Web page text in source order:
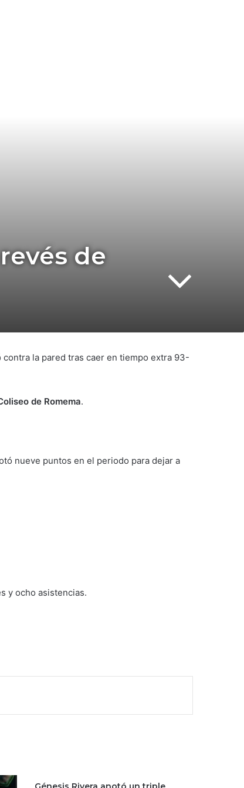
de
contra la pared tras caer en tiempo extra 93-
de Romema.
nueve puntos en el periodo para dejar a
y ocho asistencias.